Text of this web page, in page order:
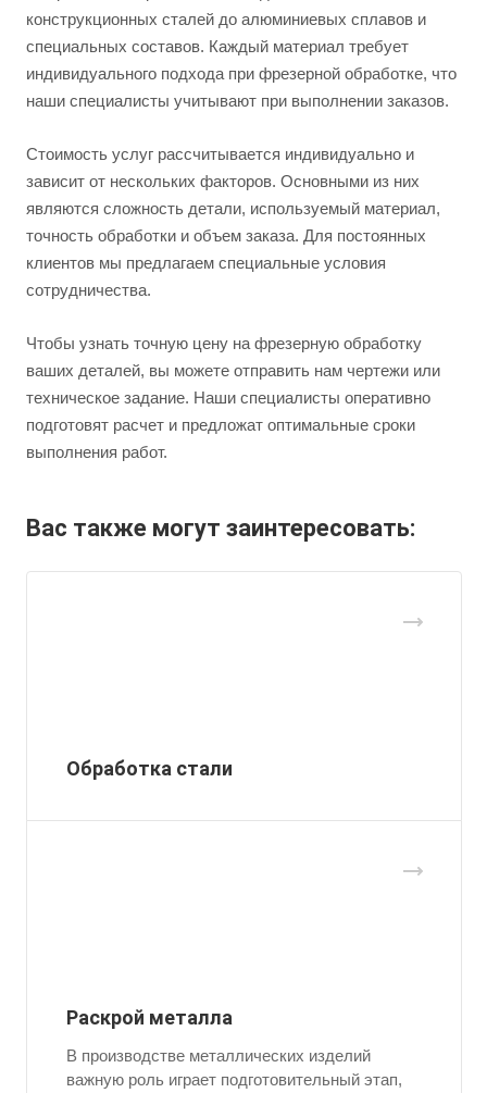
конструкционных сталей до алюминиевых сплавов и
специальных составов. Каждый материал требует
индивидуального подхода при фрезерной обработке, что
наши специалисты учитывают при выполнении заказов.
Стоимость услуг рассчитывается индивидуально и
зависит от нескольких факторов. Основными из них
являются сложность детали, используемый материал,
точность обработки и объем заказа. Для постоянных
клиентов мы предлагаем специальные условия
сотрудничества.
Чтобы узнать точную цену на фрезерную обработку
ваших деталей, вы можете отправить нам чертежи или
техническое задание. Наши специалисты оперативно
подготовят расчет и предложат оптимальные сроки
выполнения работ.
Вас также могут заинтересовать:
Обработка стали
Раскрой металла
В производстве металлических изделий
важную роль играет подготовительный этап,